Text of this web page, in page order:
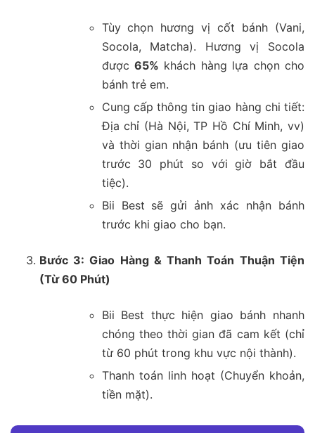
Tùy chọn hương vị cốt bánh (Vani,
Socola, Matcha). Hương vị Socola
được 65% khách hàng lựa chọn cho
bánh trẻ em.
Cung cấp thông tin giao hàng chi tiết:
Địa chỉ (Hà Nội, TP Hồ Chí Minh, vv)
và thời gian nhận bánh (ưu tiên giao
trước 30 phút so với giờ bắt đầu
tiệc).
Bii Best sẽ gửi ảnh xác nhận bánh
trước khi giao cho bạn.
Bước 3: Giao Hàng & Thanh Toán Thuận Tiện
(Từ 60 Phút)
Bii Best thực hiện giao bánh nhanh
chóng theo thời gian đã cam kết (chỉ
từ 60 phút trong khu vực nội thành).
Thanh toán linh hoạt (Chuyển khoản,
tiền mặt).